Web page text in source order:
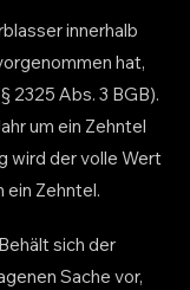
innerhalb
hat,
2325 Abs. 3 BGB).
um ein Zehntel
wird der volle Wert
ein Zehntel.
sich der
Sache vor,